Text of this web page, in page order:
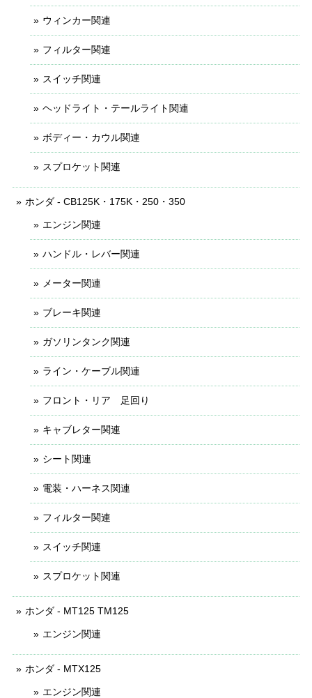
ウィンカー関連
フィルター関連
スイッチ関連
ヘッドライト・テールライト関連
ボディー・カウル関連
スプロケット関連
ホンダ - CB125K・175K・250・350
エンジン関連
ハンドル・レバー関連
メーター関連
ブレーキ関連
ガソリンタンク関連
ライン・ケーブル関連
フロント・リア 足回り
キャブレター関連
シート関連
電装・ハーネス関連
フィルター関連
スイッチ関連
スプロケット関連
ホンダ - MT125 TM125
エンジン関連
ホンダ - MTX125
エンジン関連